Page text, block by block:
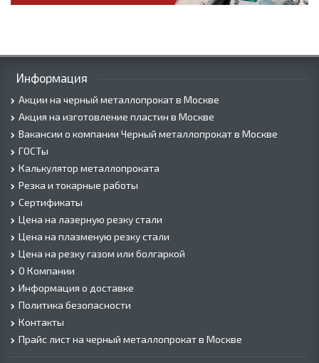
Информация
Акции на черный металлопрокат в Москве
Акция на изготовление пластин в Москве
Вакансии о компании Черный металлопрокат в Москве
ГОСТы
Калькулятор металлопроката
Резка и токарные работы
Сертификаты
Цена на лазерную резку стали
Цена на плазменую резку стали
Цена на резку газом или болгаркой
О Компании
Информация о доставке
Политика безопасности
Контакты
Прайс лист на черный металлопрокат в Москве